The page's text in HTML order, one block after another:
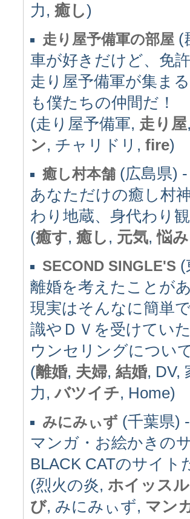
力, 癒し)
走り屋予備軍の部屋 (
車が好きだけど、免
走り屋予備軍が集ま
も僕たちの仲間だ！
(走り屋予備軍, 走り屋
ン, チャリドリ, fire)
癒し村本舗 (広島県) -
あなただけの癒し村
わり地蔵、身代わり
(癒す, 癒し , 元気,悩み
SECOND SINGLE'S (
離婚を考えたことが
現実はそんなに簡単
識やＤＶを受けてい
ウンセリングについ
(離婚, 夫婦, 結婚, DV,
力,バツイチ, Home)
みにみぃず (千葉県) -
マンガ・お絵かきの
BLACK CATのサイ
(烈火の炎, ホイッス
び, みにみぃず, マン